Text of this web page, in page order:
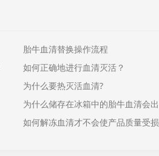
胎牛血清替换操作流程
如何正确地进行血清灭活？
为什么要热灭活血清?
为什么储存在冰箱中的胎牛血清会
如何解冻血清才不会使产品质量受